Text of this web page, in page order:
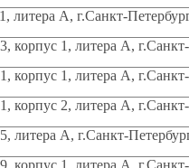
литера А, г.Санкт-
корпус 1, литера А,
корпус 1, литера А,
корпус 2, литера А,
литера А, г.Санкт-
корпус 1, литера А,